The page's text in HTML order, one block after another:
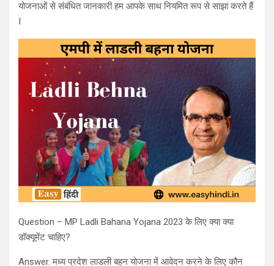
योजनाओं से संबंधित जानकारी हम आपके साथ नियमित रूप से साझा करते हैं
I
Question – MP Ladli Bahana Yojana 2023 के लिए क्या क्या
डॉक्यूमेंट चाहिए?
Answer. मध्य प्रदेश लाडली बहन योजना में आवेदन करने के लिए कौन